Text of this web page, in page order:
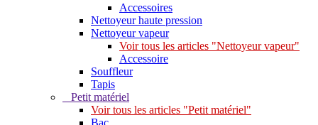
Accessoires
Nettoyeur haute pression
Nettoyeur vapeur
Voir tous les articles "Nettoyeur vapeur"
Accessoire
Souffleur
Tapis
Petit matériel
Voir tous les articles "Petit matériel"
Bac